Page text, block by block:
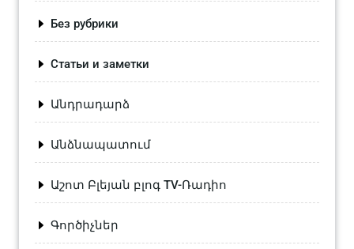
Без рубрики
Статьи и заметки
Անդրադարձ
Անձնապատում
Աշոտ Բլեյան բլոգ TV-Ռադիո
Գործիչներ